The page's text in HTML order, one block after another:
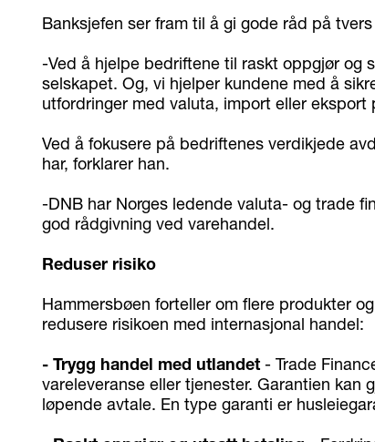
Banksjefen ser fram til å gi gode råd på
-Ved å hjelpe bedriftene til raskt oppgjør og
selskapet. Og, vi hjelper kundene med å
utfordringer med valuta, import eller
Ved å fokusere på bedriftenes verdikjede
har, forklarer han.
-DNB har Norges ledende valuta- og trade
god rådgivning ved varehandel.
Reduser risiko
Hammersbøen forteller om flere produkter
redusere risikoen med internasjonal handel:
- Trygg handel med utlandet- Trade
vareleveranse eller tjenester. Garantien kan
løpende avtale. En type garanti er